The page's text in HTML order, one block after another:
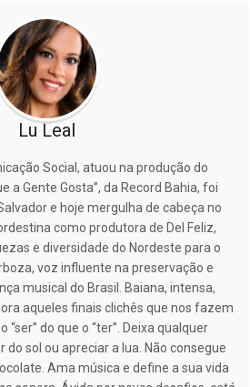
Lu Leal
Social, atuou na produção do
a Gente Gosta”, da Record Bahia, foi
e hoje mergulha de cabeça no
como produtora de Del Feliz,
e diversidade do Nordeste para o
voz influente na preservação e
musical do Brasil. Baiana, intensa,
aqueles finais clichês que nos fazem
“ser” do que o “ter”. Deixa qualquer
do sol ou apreciar a lua. Não consegue
Ama música e define a sua vida